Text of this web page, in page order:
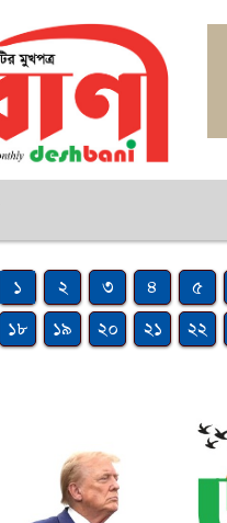
১ ২ ৩ ৪
৫
১৮
১৯ ২০ ২১ ২২